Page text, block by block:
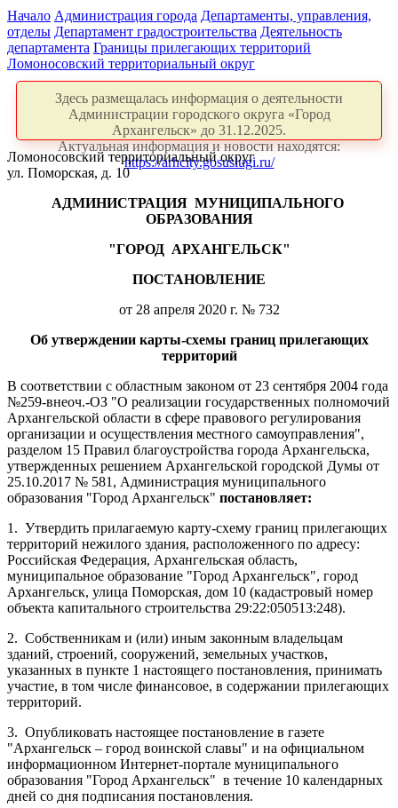
Начало Администрация города Департаменты, управления,
отделы Департамент градостроительства Деятельность
департамента Границы прилегающих территорий
Ломоносовский территориальный округ
Здесь размещалась информация о деятельности
Администрации городского округа «Город
Архангельск» до 31.12.2025.
Актуальная информация и новости находятся:
https://arhcity.gosuslugi.ru/
Ломоносовский территориальный округ
ул. Поморская, д. 10
АДМИНИСТРАЦИЯ МУНИЦИПАЛЬНОГО
ОБРАЗОВАНИЯ
"ГОРОД АРХАНГЕЛЬСК"
ПОСТАНОВЛЕНИЕ
от 28 апреля 2020 г. № 732
Об утверждении карты-схемы границ прилегающих
территорий
В соответствии с областным законом от 23 сентября 2004 года
№259-внеоч.-ОЗ "О реализации государственных полномочий
Архангельской области в сфере правового регулирования
организации и осуществления местного самоуправления",
разделом 15 Правил благоустройства города Архангельска,
утвержденных решением Архангельской городской Думы от
25.10.2017 № 581, Администрация муниципального
образования "Город Архангельск" постановляет:
1. Утвердить прилагаемую карту-схему границ прилегающих
территорий нежилого здания, расположенного по адресу:
Российская Федерация, Архангельская область,
муниципальное образование "Город Архангельск", город
Архангельск, улица Поморская, дом 10 (кадастровый номер
объекта капитального строительства 29:22:050513:248).
2. Собственникам и (или) иным законным владельцам
зданий, строений, сооружений, земельных участков,
указанных в пункте 1 настоящего постановления, принимать
участие, в том числе финансовое, в содержании прилегающих
территорий.
3. Опубликовать настоящее постановление в газете
"Архангельск – город воинской славы" и на официальном
информационном Интернет-портале муниципального
образования "Город Архангельск" в течение 10 календарных
дней со дня подписания постановления.